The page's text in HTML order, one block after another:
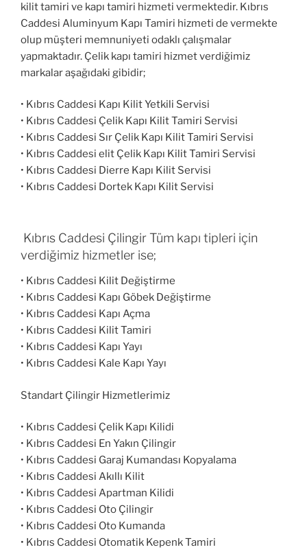
kilit tamiri ve kapı tamiri hizmeti vermektedir. Kıbrıs
Caddesi Aluminyum Kapı Tamiri hizmeti de vermekte
olup müşteri memnuniyeti odaklı çalışmalar
yapmaktadır. Çelik kapı tamiri hizmet verdiğimiz
markalar aşağıdaki gibidir;
• Kıbrıs Caddesi Kapı Kilit Yetkili Servisi
• Kıbrıs Caddesi Çelik Kapı Kilit Tamiri Servisi
• Kıbrıs Caddesi Sır Çelik Kapı Kilit Tamiri Servisi
• Kıbrıs Caddesi elit Çelik Kapı Kilit Tamiri Servisi
• Kıbrıs Caddesi Dierre Kapı Kilit Servisi
• Kıbrıs Caddesi Dortek Kapı Kilit Servisi
Kıbrıs Caddesi Çilingir Tüm kapı tipleri için
verdiğimiz hizmetler ise;
• Kıbrıs Caddesi Kilit Değiştirme
• Kıbrıs Caddesi Kapı Göbek Değiştirme
• Kıbrıs Caddesi Kapı Açma
• Kıbrıs Caddesi Kilit Tamiri
• Kıbrıs Caddesi Kapı Yayı
• Kıbrıs Caddesi Kale Kapı Yayı
Standart Çilingir Hizmetlerimiz
• Kıbrıs Caddesi Çelik Kapı Kilidi
• Kıbrıs Caddesi En Yakın Çilingir
• Kıbrıs Caddesi Garaj Kumandası Kopyalama
• Kıbrıs Caddesi Akıllı Kilit
• Kıbrıs Caddesi Apartman Kilidi
• Kıbrıs Caddesi Oto Çilingir
• Kıbrıs Caddesi Oto Kumanda
• Kıbrıs Caddesi Otomatik Kepenk Tamiri